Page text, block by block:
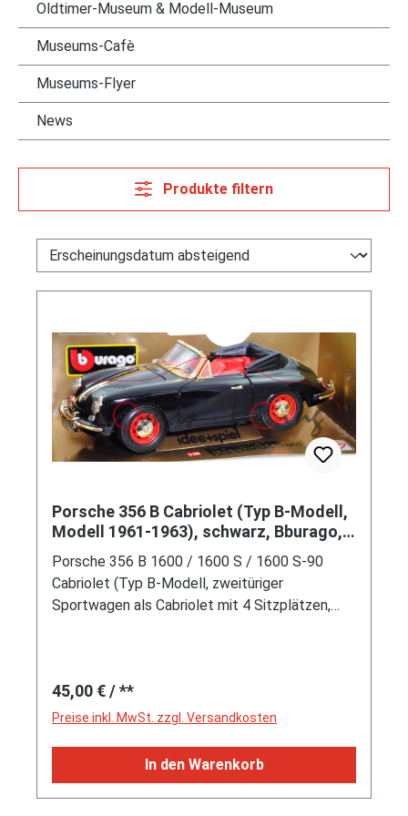
Oldtimer-Museum & Modell-Museum
Museums-Cafè
Museums-Flyer
News
Produkte filtern
Porsche 356 B Cabriolet (Typ B-Modell,
Modell 1961-1963), schwarz, Bburago,
1:18, Werbebox m-
Porsche 356 B 1600 / 1600 S / 1600 S-90
Cabriolet (Typ B-Modell, zweitüriger
Sportwagen als Cabriolet mit 4 Sitzplätzen,
Lufteinlässen unterhalb der Stoßstange,
größere Windschutzscheibe, Kofferraumdeckel
Heckklappe mit zwei Lüftungsgitter,
Tankeinfüllstutzen außen unter einer Klappe
auf dem rechten vorderen Kotflügel,
Regulärer Preis:
45,00 €/ **
Preise inkl. MwSt. zzgl. Versandkosten
In den Warenkorb